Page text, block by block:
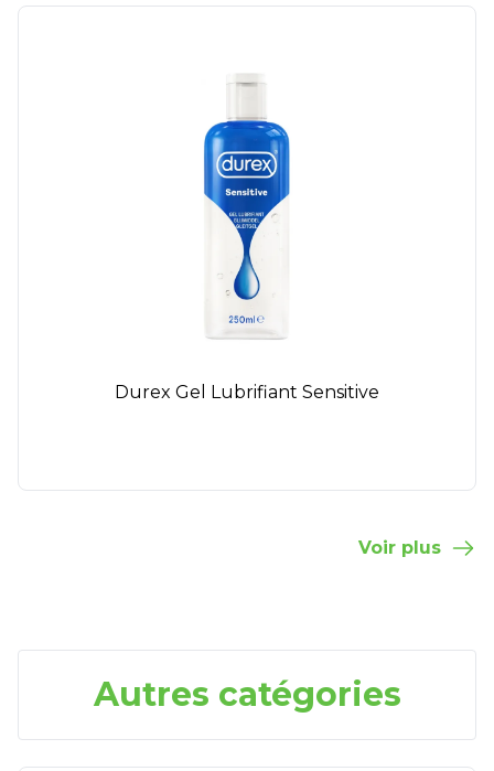
Durex Gel Lubrifiant Sensitive
Voir plus
Autres catégories